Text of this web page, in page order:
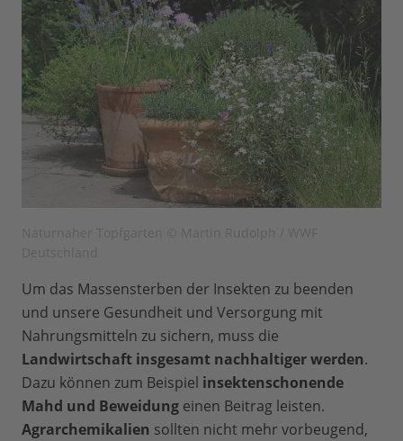
Um das Massensterben der Insekten zu beenden
und unsere Gesundheit und Versorgung mit
Nahrungsmitteln zu sichern, muss die
Landwirtschaft insgesamt nachhaltiger werden.
Dazu können zum Beispiel insektenschonende
Mahd und Beweidung einen Beitrag leisten.
Agrarchemikalien sollten nicht mehr vorbeugend,